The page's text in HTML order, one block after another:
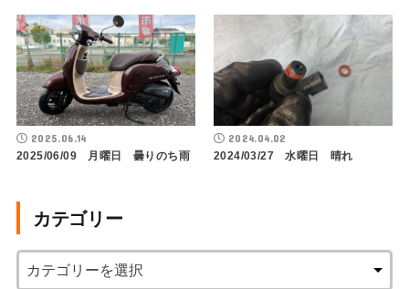
2025.06.14
2025/06/09 月曜日 曇りのち雨
2024.04.02
2024/03/27 水曜日 晴れ
カテゴリー